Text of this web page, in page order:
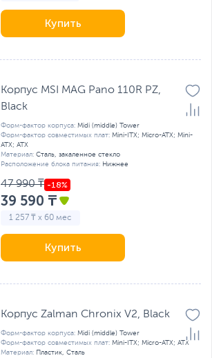
Купить
Корпус MSI MAG Pano 110R PZ,
Black
Форм-фактор корпуса: Midi (middle) Tower
Форм-фактор совместимых плат: Mini-ITX; Micro-ATX; Mini-
ATX; ATX
Материал: Сталь, закаленное стекло
Расположение блока питания: Нижнее
47 990 ₸
39 590 ₸
1 257 ₸ x 60 мес
Купить
Корпус Zalman Chronix V2, Black
Форм-фактор корпуса: Midi (middle) Tower
Форм-фактор совместимых плат: Mini-ITX; Micro-ATX; ATX
Материал: Пластик, Сталь